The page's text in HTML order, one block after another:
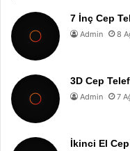
7 İnç Cep
Admin 8
3D Cep
Admin 7
İkinci El